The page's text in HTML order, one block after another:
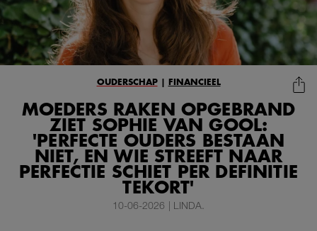
MOEDERS RAKEN OPGEBRAND
ZIET SOPHIE VAN GOOL:
'PERFECTE OUDERS BESTAAN
NIET, EN WIE STREEFT NAAR
PERFECTIE SCHIET PER DEFINITIE
TEKORT'
OUDERSCHAP| FINANCIEEL
10-06-2026 | LINDA.